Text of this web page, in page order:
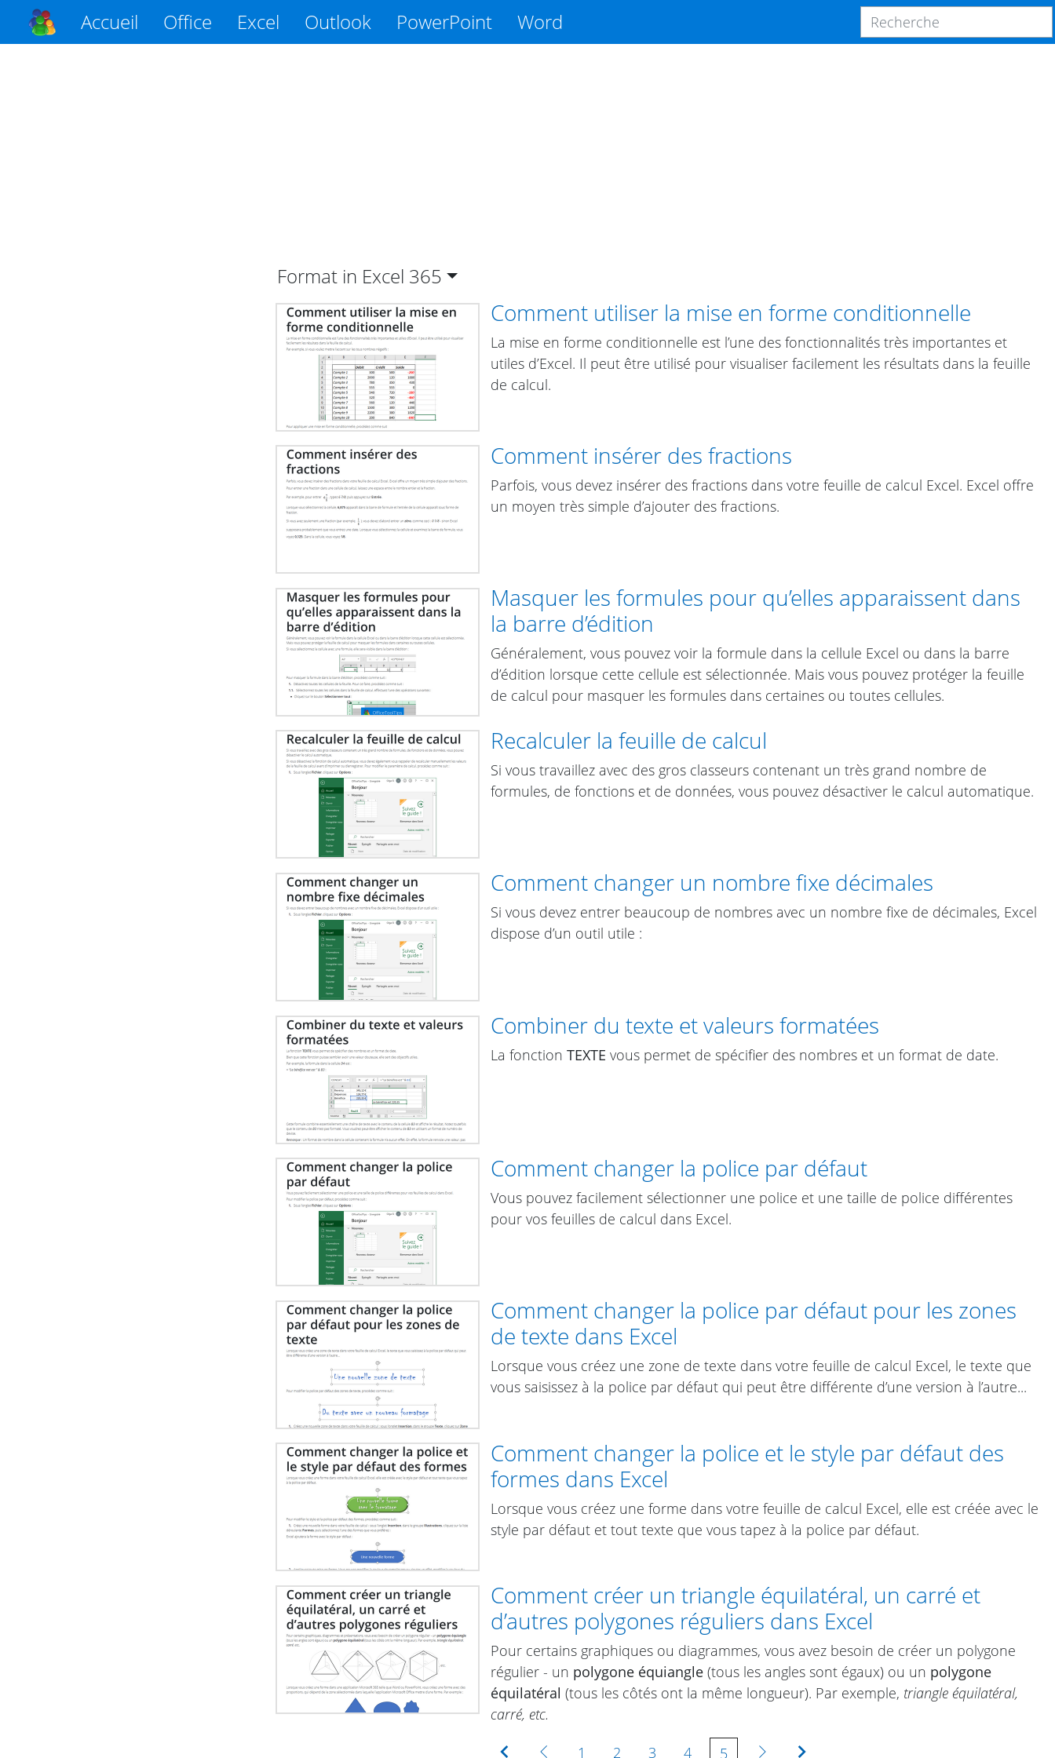
Accueil Office Excel Outlook PowerPoint Word
Format in Excel 365
Comment utiliser la mise en forme conditionnelle
La mise en forme conditionnelle est l’une des fonctionnalités très importantes et
utiles d’Excel. Il peut être utilisé pour visualiser facilement les résultats dans la feuille
de calcul.
Comment insérer des fractions
Parfois, vous devez insérer des fractions dans votre feuille de calcul Excel. Excel offre
un moyen très simple d’ajouter des fractions.
Masquer les formules pour qu’elles apparaissent dans
la barre d’édition
Généralement, vous pouvez voir la formule dans la cellule Excel ou dans la barre
d’édition lorsque cette cellule est sélectionnée. Mais vous pouvez protéger la feuille
de calcul pour masquer les formules dans certaines ou toutes cellules.
Recalculer la feuille de calcul
Si vous travaillez avec des gros classeurs contenant un très grand nombre de
formules, de fonctions et de données, vous pouvez désactiver le calcul automatique.
Comment changer un nombre fixe décimales
Si vous devez entrer beaucoup de nombres avec un nombre fixe de décimales, Excel
dispose d’un outil utile :
Combiner du texte et valeurs formatées
La fonction TEXTE vous permet de spécifier des nombres et un format de date.
Comment changer la police par défaut
Vous pouvez facilement sélectionner une police et une taille de police différentes
pour vos feuilles de calcul dans Excel.
Comment changer la police par défaut pour les zones
de texte dans Excel
Lorsque vous créez une zone de texte dans votre feuille de calcul Excel, le texte que
vous saisissez à la police par défaut qui peut être différente d’une version à l’autre...
Comment changer la police et le style par défaut des
formes dans Excel
Lorsque vous créez une forme dans votre feuille de calcul Excel, elle est créée avec le
style par défaut et tout texte que vous tapez à la police par défaut.
Comment créer un triangle équilatéral, un carré et
d’autres polygones réguliers dans Excel
Pour certains graphiques ou diagrammes, vous avez besoin de créer un polygone
régulier - un polygone équiangle (tous les angles sont égaux) ou un polygone
équilatéral (tous les côtés ont la même longueur). Par exemple, triangle équilatéral,
carré, etc.
PremièrePrécédente
1 2 3 4 5 Suivante